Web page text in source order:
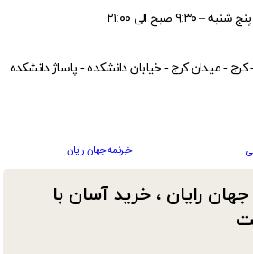
رایان ، خرید آسان با
– ۹:۳۰ صبح الی ۲۱:۰۰
خبرنامه جهان رایان
- کرج - میدان کرج - خیابان دانشکده - پاساژ دانشکده